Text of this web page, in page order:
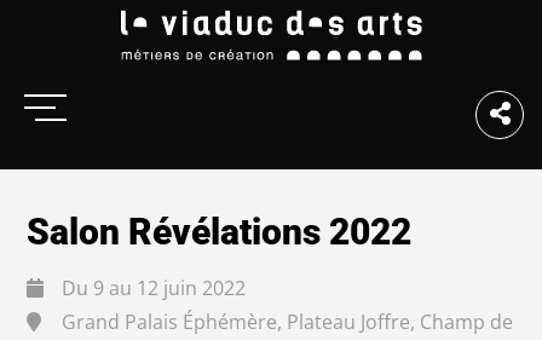
Salon Révélations 2022
Du 9 au 12 juin 2022
Grand Palais Éphémère, Plateau Joffre, Champ de